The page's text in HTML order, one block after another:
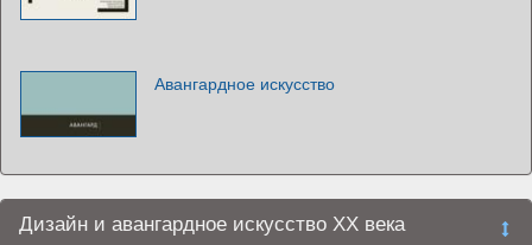
Авангардное искусство
Дизайн и авангардное искусство ХХ века